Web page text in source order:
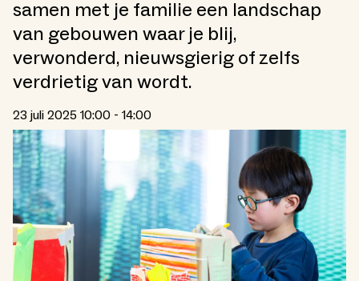
samen met je familie een landschap
van gebouwen waar je blij,
verwonderd, nieuwsgierig of zelfs
verdrietig van wordt.
23 juli 2025 10:00 - 14:00